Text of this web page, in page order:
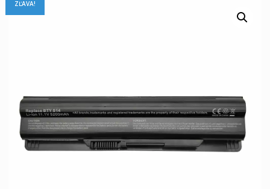
ZĽAVA!